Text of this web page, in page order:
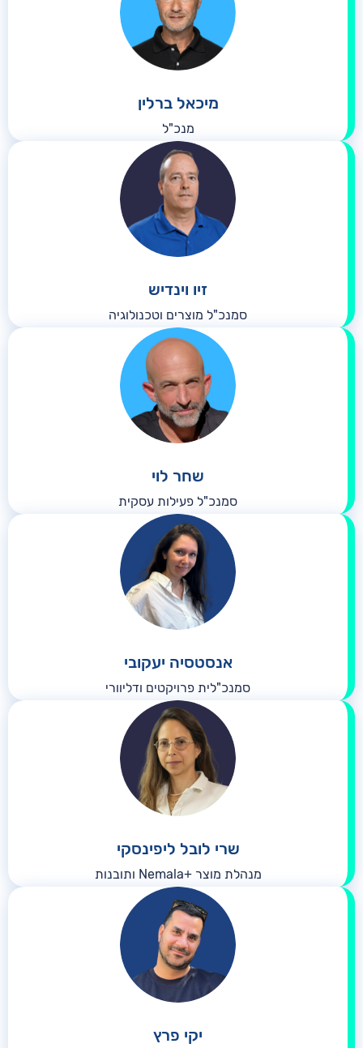
מיכאל ברלין
מנכ"ל
זיו וינדיש
סמנכ"ל מוצרים וטכנולוגיה
שחר לוי
סמנכ"ל פעילות עסקית
אנסטסיה יעקובי
סמנכ"לית פרויקטים ודליוורי
שרי לובל ליפינסקי
מנהלת מוצר +Nemala ותובנות
יקי פרץ